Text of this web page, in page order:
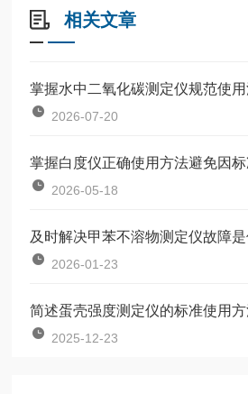
相关文章
2026-07-20
2026-05-18
2026-01-23
简述蛋壳强度测定仪的标准使用
2025-12-23